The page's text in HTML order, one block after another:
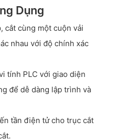
Dụng
cắt cùng một cuộn vải
nhau với độ chính xác
tính PLC với giao diện
để dễ dàng lập trình và
tần điện tử cho trục cắt